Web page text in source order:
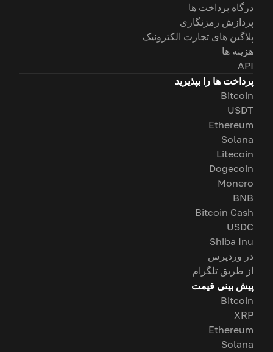
درگاه پرداخت ها
پردازش رمزنگاری
پلاگین های تجارت الکترونیک
هزینه ها
API
پرداخت ها را بپذیرید
Bitcoin
USDT
Ethereum
Solana
Litecoin
Dogecoin
Monero
BNB
Bitcoin Cash
USDC
Shiba Inu
در وردپرس
از طریق تلگرام
پیش بینی قیمت
Bitcoin
XRP
Ethereum
Solana